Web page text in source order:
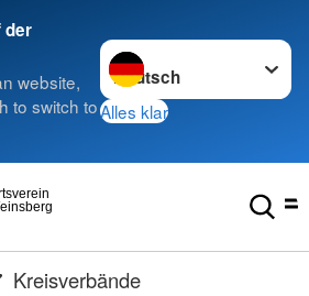
der
website,
to switch to
Sprache wechseln zu
Alles klar
Kreisverbände